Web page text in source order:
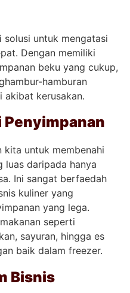
untuk mengatasi
Dengan memiliki
beku yang cukup,
hamburan
akibat kerusakan.
Penyimpanan
kita untuk membenahi
luas daripada hanya
Ini sangat berfaedah
kuliner yang
yang lega.
seperti
sayuran, hingga es
baik dalam freezer.
Bisnis